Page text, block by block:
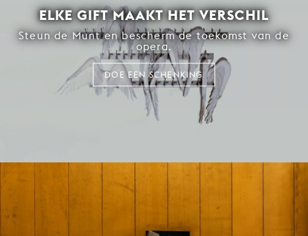
ELKE GIFT MAAKT HET VERSCHIL
Steun de Munt en bescherm de toekomst van de
opera.
DOE EEN SCHENKING